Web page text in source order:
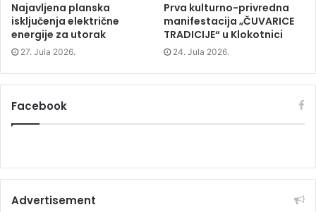
Najavljena planska
isključenja električne
energije za utorak
27. Jula 2026.
Prva kulturno-privredna
manifestacija „ČUVARICE
TRADICIJE“ u Klokotnici
24. Jula 2026.
Facebook
Advertisement